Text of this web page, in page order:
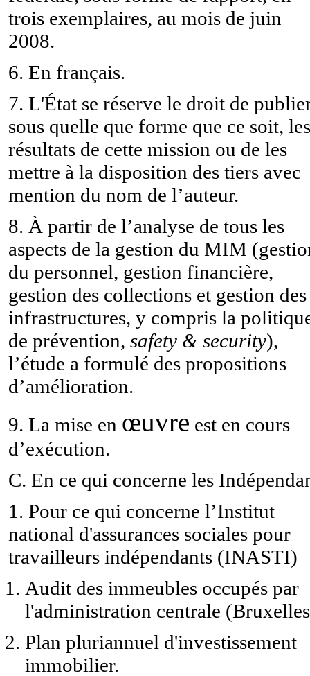
trois exemplaires, au mois de juin
2008.
6. En français.
7. L'État se réserve le droit de
sous quelle que forme que ce soit, les
résultats de cette mission ou de les
mettre à la disposition des tiers avec
mention du nom de l’auteur.
8. À partir de l’analyse de tous les
aspects de la gestion du MIM
du personnel, gestion financière,
gestion des collections et gestion des
infrastructures, y compris la
de prévention, safety & security),
l’étude a formulé des propositions
d’amélioration.
9. La mise en œuvre est en cours
d’exécution.
C. En ce qui concerne les
1. Pour ce qui concerne l’Institut
national d'assurances sociales pour
travailleurs indépendants (INASTI)
Audit des immeubles occupés par
l'administration centrale
Plan pluriannuel d'investissement
immobilier.